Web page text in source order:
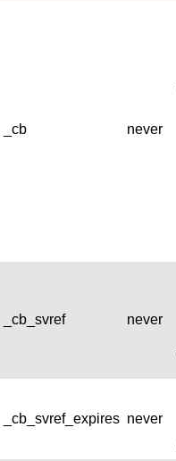
_cb never
_cb_svref never
_cb_svref_expires never